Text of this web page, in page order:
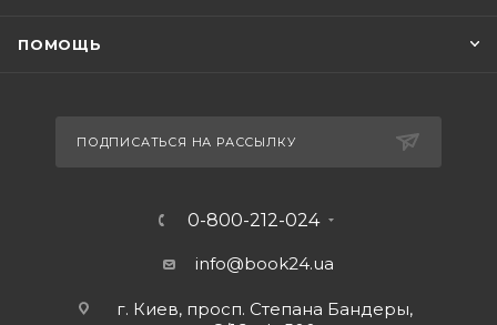
ПОМОЩЬ
ПОДПИСАТЬСЯ НА РАССЫЛКУ
0-800-212-024
info@book24.ua
г. Киев, просп. Степана Бандеры,